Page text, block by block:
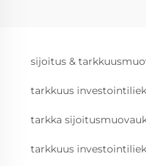
sijoitus &
tarkkuus
tarkka
tarkkuus